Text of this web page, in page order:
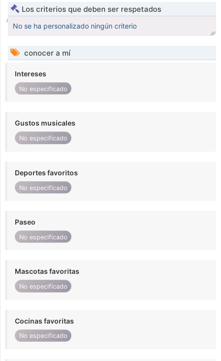
Los criterios que deben ser respetados
No se ha personalizado ningún criterio
conocer a mí
Intereses
No especificado
Gustos musicales
No especificado
Deportes favoritos
No especificado
Paseo
No especificado
Mascotas favoritas
No especificado
Cocinas favoritas
No especificado